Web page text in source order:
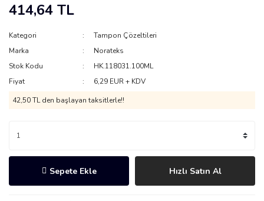
414,64 TL
Kategori
Tampon Çözeltileri
Marka
Norateks
Stok Kodu
HK.118031.100ML
Fiyat
6,29 EUR + KDV
42,50 TL den başlayan taksitlerle!!
Sepete Ekle Hızlı Satın Al